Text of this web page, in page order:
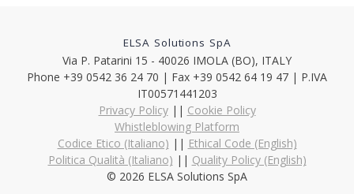
ELSA Solutions SpA
Via P. Patarini 15 - 40026 IMOLA (BO), ITALY
Phone +39 0542 36 24 70 | Fax +39 0542 64 19 47 | P.IVA
IT00571441203
Privacy Policy|| Cookie Policy
Whistleblowing Platform
Codice Etico (Italiano) || Ethical Code (English)
Politica Qualità (Italiano) || Quality Policy (English)
© 2026 ELSA Solutions SpA